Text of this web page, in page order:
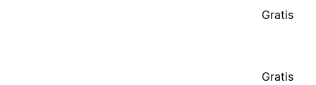
Gratis
Gratis